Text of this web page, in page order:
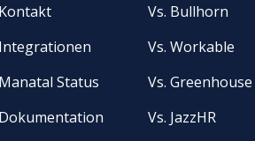
Kontakt
Integrationen
Manatal Status
Dokumentation
Vs. Bullhorn
Vs. Workable
Vs. Greenhouse
Vs. JazzHR